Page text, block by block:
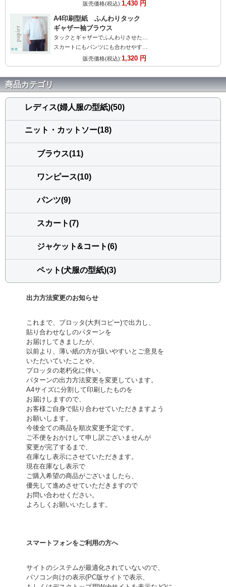
販売価格(税込):1,430 円
A4印刷型紙 ふんわりタック
ギャザー袖ブラウス
スカートにもパンツにも合わせやすいブラウスです。
販売価格(税込):1,320 円
商品カテゴリ
レディス(婦人服の型紙)(50)
ニット・カットソー(18)
ブラウス(11)
ワンピース(10)
パンツ(9)
スカート(7)
ジャケット&コート(6)
ペット(犬服の型紙)(3)
出力方法変更のお知らせ
これまで、プロッタ(大判コピー)で出力し、
貼り合わせなしのパターンを
お届けしてきましたが、
以前より、薄い紙の方が扱いやすいとご意見を
いただいていたことや、
プロッタの老朽化に伴い、
パターンの出力方法変更を変更しています。
A4サイズに分割して印刷したものを
お届けしますので、
お客様ご自身で貼り合わせていただきますよう
お願いします。
今後全ての商品を順次変更予定です。
ご不便をおかけして申し訳ございませんが
変更が完了するまで、
在庫なし表示にさせていただきます。
現在在庫なし表示で
ご購入希望の商品がございましたら、
優先して進めさせていただきますので
お問い合わせください。
よろしくお願いいたします。
スマートフォンをご利用の方へ
サイトのシステムが最適化されていないので、
パソコン向けの表示(PC版サイトで表示、